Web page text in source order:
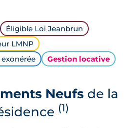
Éligible Loi Jeanbrun
LMNP
Gestion locative
Neufsde la
(1)